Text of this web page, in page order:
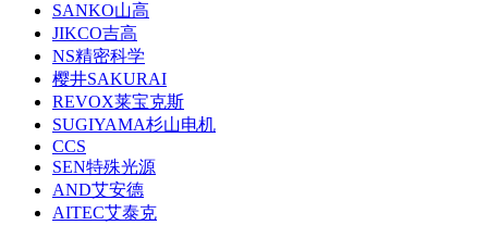
SANKO山高
JIKCO吉高
NS精密科学
樱井SAKURAI
REVOX莱宝克斯
SUGIYAMA杉山电机
CCS
SEN特殊光源
AND艾安德
AITEC艾泰克